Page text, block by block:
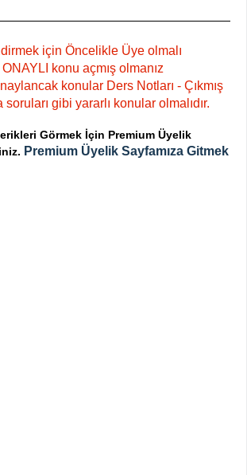
için Öncelikle Üye olmalı
konu açmış olmanız
konular Ders Notları - Çıkmış
gibi yararlı konular olmalıdır.
Görmek İçin Premium Üyelik
Premium Üyelik Sayfamıza Gitmek